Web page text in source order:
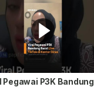
Pegawai P3K Bandung